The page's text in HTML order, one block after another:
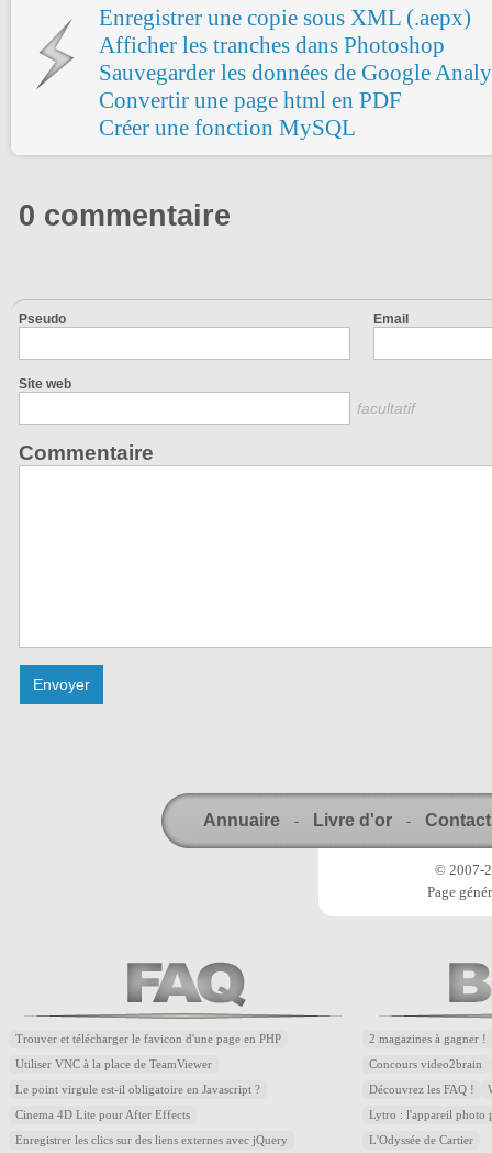
Enregistrer une copie sous XML (.aepx)
Afficher les tranches dans Photoshop
Sauvegarder les données de Google
Convertir une page html en PDF
Créer une fonction MySQL
0 commentaire
Pseudo Email
Site web
facultatif
Commentaire
Annuaire - Livre d'or - Contact
© 2007-
Page
Trouver et télécharger le favicon d'une page en PHP
Utiliser VNC à la place de TeamViewer
Le point virgule est-il obligatoire en Javascript ?
Cinema 4D Lite pour After Effects
Enregistrer les clics sur des liens externes avec jQuery
2 magazines à gagner !
Concours video2brain
Découvrez les FAQ !
Lytro : l'appareil photo
L'Odyssée de Cartier